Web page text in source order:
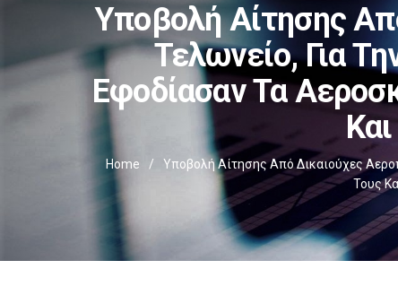
Υποβολή Αίτησης
Τελωνείο, Για
Εφοδίασαν Τα
Home /
Υποβολή Αίτησης Από Δικαιούχες
Τους